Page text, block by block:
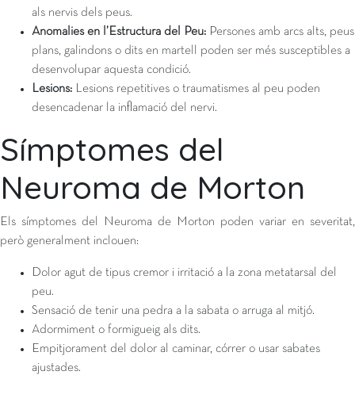
als nervis dels peus.
Anomalies en l’Estructura del Peu: Persones amb arcs alts, peus
plans, galindons o dits en martell poden ser més susceptibles a
desenvolupar aquesta condició.
Lesions: Lesions repetitives o traumatismes al peu poden
desencadenar la inflamació del nervi.
Símptomes del
Neuroma de Morton
Els símptomes del Neuroma de Morton poden variar en severitat,
però generalment inclouen:
Dolor agut de tipus cremor i irritació a la zona metatarsal del
peu.
Sensació de tenir una pedra a la sabata o arruga al mitjó.
Adormiment o formigueig als dits.
Empitjorament del dolor al caminar, córrer o usar sabates
ajustades.